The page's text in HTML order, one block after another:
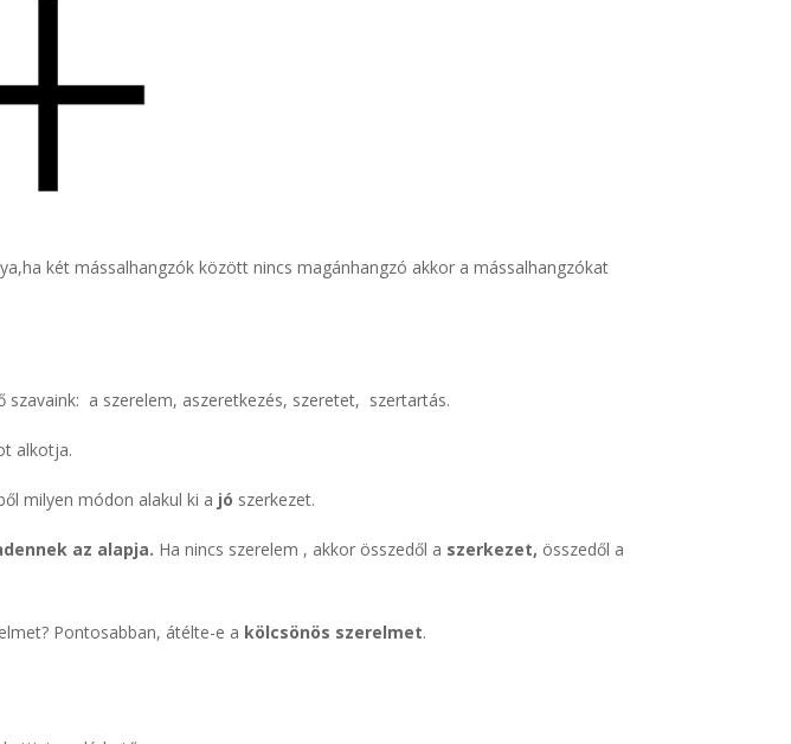
két mássalhangzók között nincs magánhangzó akkor a mássalhangzókat
szavaink: a szerelem, aszeretkezés, szeretet, szertartás.
alkotja.
milyen módon alakul ki a jó szerkezet.
az alapja. Ha nincs szerelem , akkor összedől a szerkezet, összedől a
Pontosabban, átélte-e a kölcsönös szerelmet.